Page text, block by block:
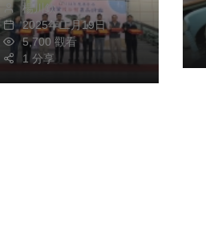
楊川欽
2025年二月19日
5,700 觀看
1 分享